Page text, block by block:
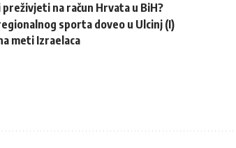
na račun Hrvata u BiH?
sporta doveo u Ulcinj (I)
meti Izraelaca